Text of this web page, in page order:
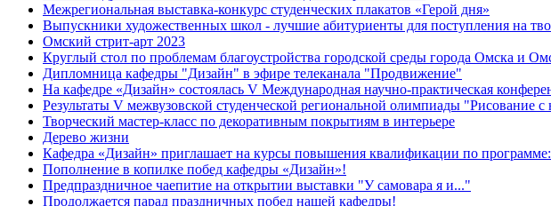
Межрегиональная выставка-конкурс студенческих плакатов «Герой дня»
Выпускники художественных школ - лучшие абитуриенты для поступления на
Омский стрит-арт 2023
Круглый стол по проблемам благоустройства городской среды города Омска и
Дипломница кафедры "Дизайн" в эфире телеканала "Продвижение"
На кафедре «Дизайн» состоялась V Международная научно-практическая
Результаты V межвузовской студенческой региональной олимпиады "Рисование с
Творческий мастер-класс по декоративным покрытиям в интерьере
Дерево жизни
Кафедра «Дизайн» приглашает на курсы повышения квалификации по программе:
Пополнение в копилке побед кафедры «Дизайн»!
Предпраздничное чаепитие на открытии выставки "У самовара я и..."
Продолжается парад праздничных побед нашей кафедры!